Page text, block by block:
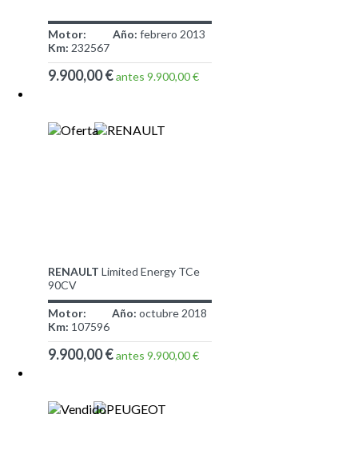
Motor: Año: febrero 2013
Km: 232567
9.900,00 €antes 9.900,00 €
RENAULT Limited Energy TCe
90CV
Motor: Año: octubre 2018
Km: 107596
9.900,00 €antes 9.900,00 €